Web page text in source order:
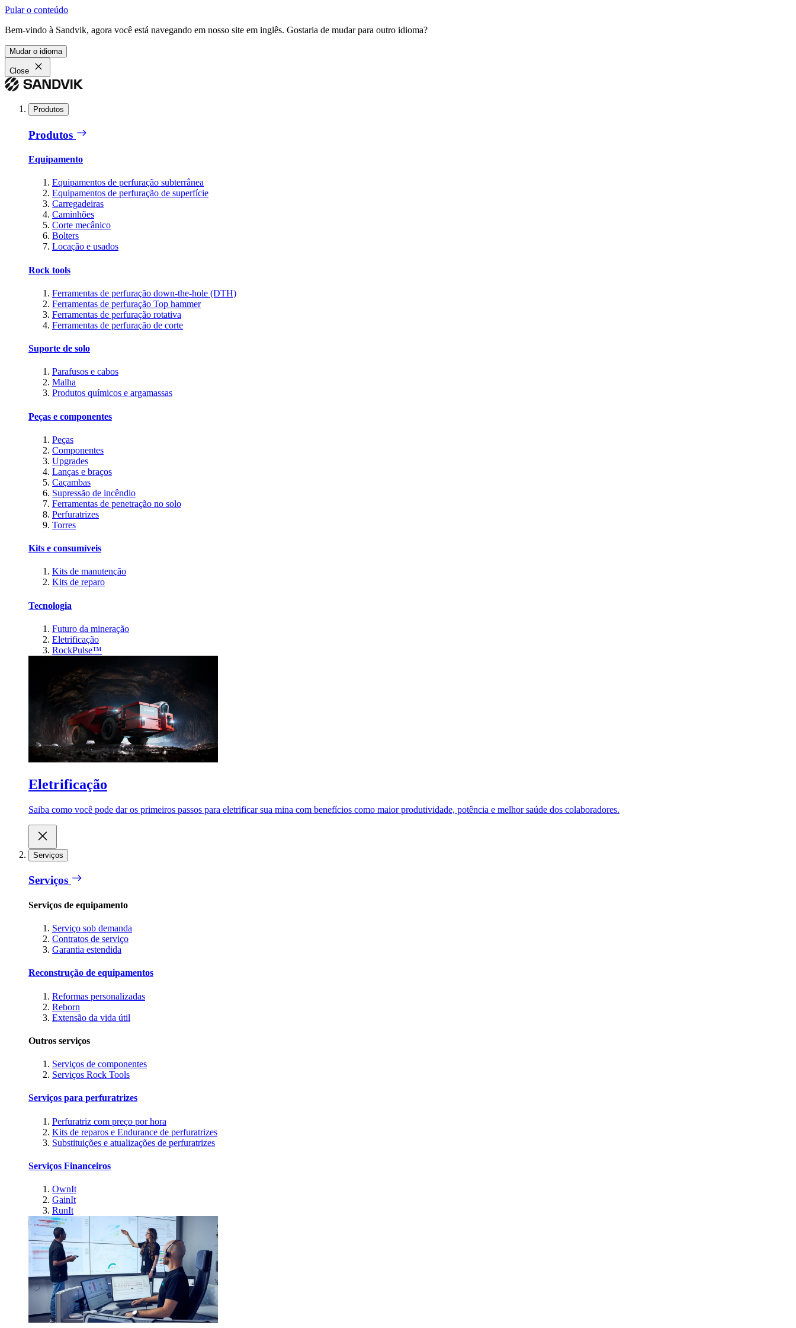
Pular o conteúdo
Bem-vindo à Sandvik, agora você está navegando em nosso site em inglês. Gostaria de mudar para outro idioma?
Mudar o idioma
Close
Produtos
Produtos
Equipamento
Equipamentos de perfuração subterrânea
Equipamentos de perfuração de superfície
Carregadeiras
Caminhões
Corte mecânico
Bolters
Locação e usados
Rock tools
Ferramentas de perfuração down-the-hole (DTH)
Ferramentas de perfuração Top hammer
Ferramentas de perfuração rotativa
Ferramentas de perfuração de corte
Suporte de solo
Parafusos e cabos
Malha
Produtos químicos e argamassas
Peças e componentes
Peças
Componentes
Upgrades
Lanças e braços
Caçambas
Supressão de incêndio
Ferramentas de penetração no solo
Perfuratrizes
Torres
Kits e consumíveis
Kits de manutenção
Kits de reparo
Tecnologia
Futuro da mineração
Eletrificação
RockPulse™
Eletrificação
Saiba como você pode dar os primeiros passos para eletrificar sua mina com benefícios como maior produtividade, potência e melhor saúde dos colaboradores.
Serviços
Serviços
Serviços de equipamento
Serviço sob demanda
Contratos de serviço
Garantia estendida
Reconstrução de equipamentos
Reformas personalizadas
Reborn
Extensão da vida útil
Outros serviços
Serviços de componentes
Serviços Rock Tools
Serviços para perfuratrizes
Perfuratriz com preço por hora
Kits de reparos e Endurance de perfuratrizes
Substituições e atualizações de perfuratrizes
Serviços Financeiros
OwnIt
GainIt
RunIt